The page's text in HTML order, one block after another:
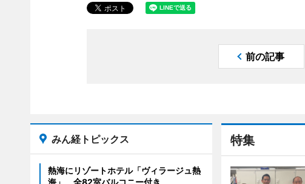
前の記事
特集
みん経トピックス
熱海にリゾートホテル「ヴィラージュ熱
海」 全82室バルコニー付き